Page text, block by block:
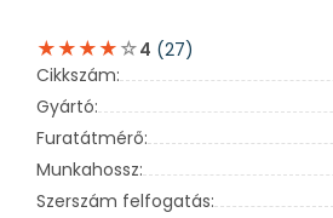
4 (27)
Cikkszám:
Gyártó:
Furatátmérő:
Munkahossz:
Szerszám felfogatás: